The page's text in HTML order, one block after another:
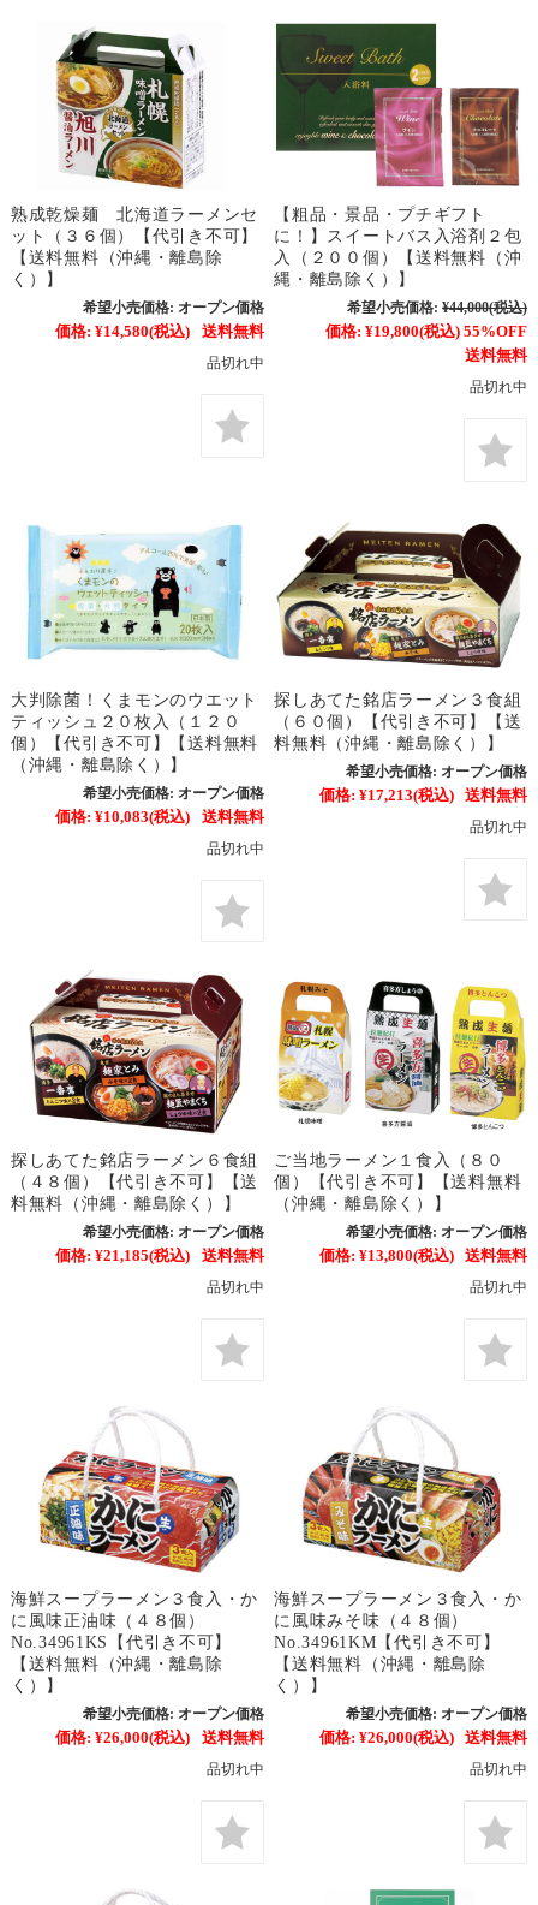
熟成乾燥麺 北海道ラーメンセ
ット（３６個）【代引き不可】
【送料無料（沖縄・離島除
く）】
希望小売価格: オープン価格
価格: ¥14,580(税込)
送料無料
品切れ中
【粗品・景品・プチギフト
に！】スイートバス入浴剤２包
入（２００個）【送料無料（沖
縄・離島除く）】
希望小売価格: ¥44,000(税込)
価格: ¥19,800(税込) 55%OFF
送料無料
品切れ中
大判除菌！くまモンのウエット
ティッシュ２０枚入（１２０
個）【代引き不可】【送料無料
（沖縄・離島除く）】
希望小売価格: オープン価格
価格: ¥10,083(税込)
送料無料
品切れ中
探しあてた銘店ラーメン３食組
（６０個）【代引き不可】【送
料無料（沖縄・離島除く）】
希望小売価格: オープン価格
価格: ¥17,213(税込)
送料無料
品切れ中
探しあてた銘店ラーメン６食組
（４８個）【代引き不可】【送
料無料（沖縄・離島除く）】
希望小売価格: オープン価格
価格: ¥21,185(税込)
送料無料
品切れ中
ご当地ラーメン１食入（８０
個）【代引き不可】【送料無料
（沖縄・離島除く）】
希望小売価格: オープン価格
価格: ¥13,800(税込)
送料無料
品切れ中
海鮮スープラーメン３食入・か
に風味正油味（４８個）
No.34961KS【代引き不可】
【送料無料（沖縄・離島除
く）】
希望小売価格: オープン価格
価格: ¥26,000(税込)
送料無料
品切れ中
海鮮スープラーメン３食入・か
に風味みそ味（４８個）
No.34961KM【代引き不可】
【送料無料（沖縄・離島除
く）】
希望小売価格: オープン価格
価格: ¥26,000(税込)
送料無料
品切れ中